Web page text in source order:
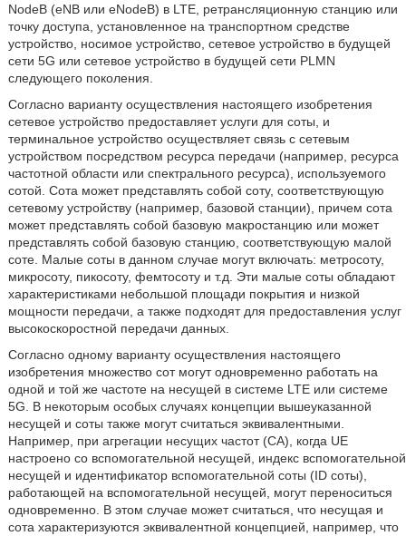
NodeВ (eNB или eNodeB) в LTE, ретрансляционную станцию или
точку доступа, установленное на транспортном средстве
устройство, носимое устройство, сетевое устройство в будущей
сети 5G или сетевое устройство в будущей сети PLMN
следующего поколения.
Согласно варианту осуществления настоящего изобретения
сетевое устройство предоставляет услуги для соты, и
терминальное устройство осуществляет связь с сетевым
устройством посредством ресурса передачи (например, ресурса
частотной области или спектрального ресурса), используемого
сотой. Сота может представлять собой соту, соответствующую
сетевому устройству (например, базовой станции), причем сота
может представлять собой базовую макростанцию или может
представлять собой базовую станцию, соответствующую малой
соте. Малые соты в данном случае могут включать: метросоту,
микросоту, пикосоту, фемтосоту и т.д. Эти малые соты обладают
характеристиками небольшой площади покрытия и низкой
мощности передачи, а также подходят для предоставления услуг
высокоскоростной передачи данных.
Согласно одному варианту осуществления настоящего
изобретения множество сот могут одновременно работать на
одной и той же частоте на несущей в системе LTE или системе
5G. В некоторым особых случаях концепции вышеуказанной
несущей и соты также могут считаться эквивалентными.
Например, при агрегации несущих частот (СА), когда UE
настроено со вспомогательной несущей, индекс вспомогательной
несущей и идентификатор вспомогательной соты (ID соты),
работающей на вспомогательной несущей, могут переноситься
одновременно. В этом случае может считаться, что несущая и
сота характеризуются эквивалентной концепцией, например, что